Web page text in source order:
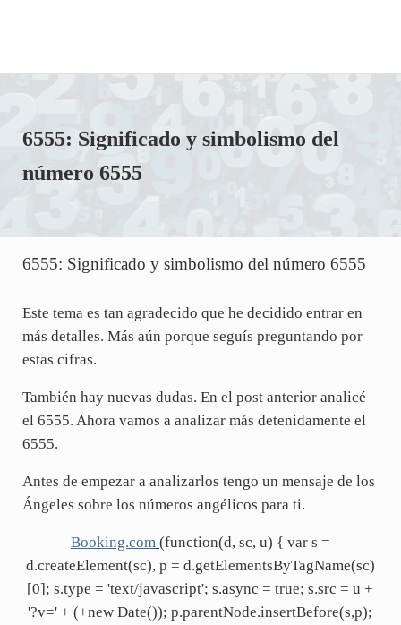
6555: Significado y simbolismo del
número 6555
6555: Significado y simbolismo del número 6555
Este tema es tan agradecido que he decidido entrar en
más detalles. Más aún porque seguís preguntando por
estas cifras.
También hay nuevas dudas. En el post anterior analicé
el 6555. Ahora vamos a analizar más detenidamente el
6555.
Antes de empezar a analizarlos tengo un mensaje de los
Ángeles sobre los números angélicos para ti.
Booking.com (function(d, sc, u) { var s =
d.createElement(sc), p = d.getElementsByTagName(sc)
[0]; s.type = 'text/javascript'; s.async = true; s.src = u +
'?v=' + (+new Date()); p.parentNode.insertBefore(s,p);